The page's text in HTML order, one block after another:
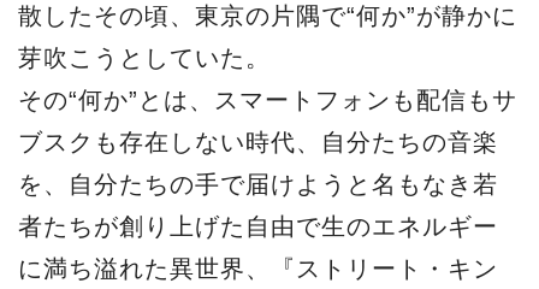
散したその頃、東京の⽚隅で“何か”が静かに
芽吹こうとしていた。
その“何か”とは、スマートフォンも配信もサ
ブスクも存在しない時代、⾃分たちの⾳楽
を、⾃分たちの⼿で届けようと名もなき若
者たちが創り上げた⾃由で⽣のエネルギー
に満ち溢れた異世界、『ストリート・キン